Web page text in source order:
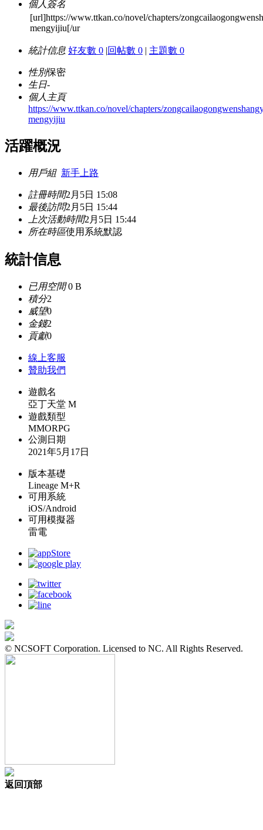
個人簽名
[url]https://www.ttkan.co/novel/chapters/
mengyijiu[/ur
統計信息 好友數 0 |回帖數 0 | 主題數 0
性別保密
生日-
個人主頁
https://www.ttkan.co/novel/chapters/
mengyijiu
活躍概況
用戶組 新手上路
註冊時間2月5日 15:08
最後訪問2月5日 15:44
上次活動時間2月5日 15:44
所在時區使用系統默認
統計信息
已用空間0 B
積分2
威望0
金錢2
貢獻0
線上客服
贊助我們
遊戲名
亞丁天堂 M
遊戲類型
MMORPG
公測日期
2021年5月17日
版本基礎
Lineage M+R
可用系統
iOS/Android
可用模擬器
雷電
© NCSOFT Corporation. Licensed to NC. All Rights Reserved.
返回頂部